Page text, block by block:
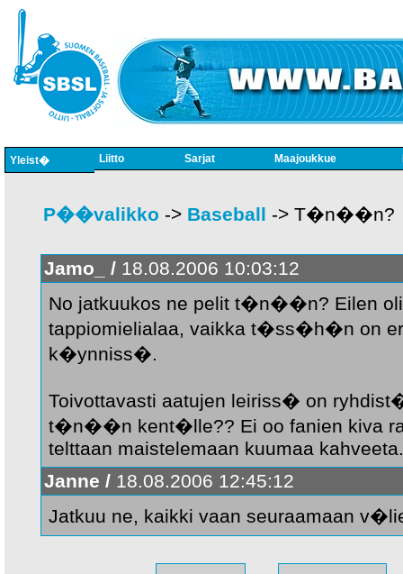
Yleist� Liitto Sarjat Maajoukkue
P��valikko -> Baseball -> T�n��n?
Jamo_ / 18.08.2006 10:03:12
No jatkuukos ne pelit t�n��n? Eilen
tappiomielialaa, vaikka t�ss�h�n on
k�ynniss�.
Toivottavasti aatujen leiriss� on
t�n��n kent�lle?? Ei oo fanien kiva
telttaan maistelemaan kuumaa kahveeta.
Janne / 18.08.2006 12:45:12
Jatkuu ne, kaikki vaan seuraamaan